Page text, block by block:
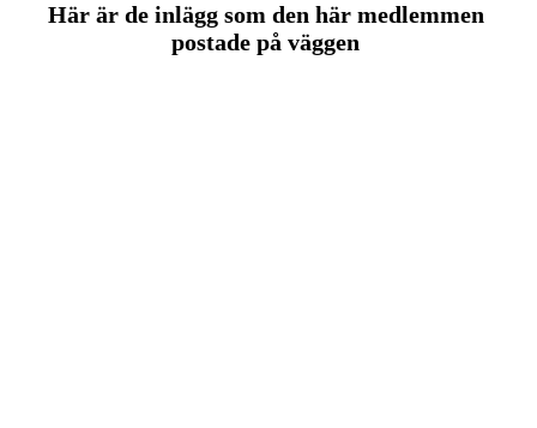
Här är de inlägg som den här medlemmen
postade på väggen